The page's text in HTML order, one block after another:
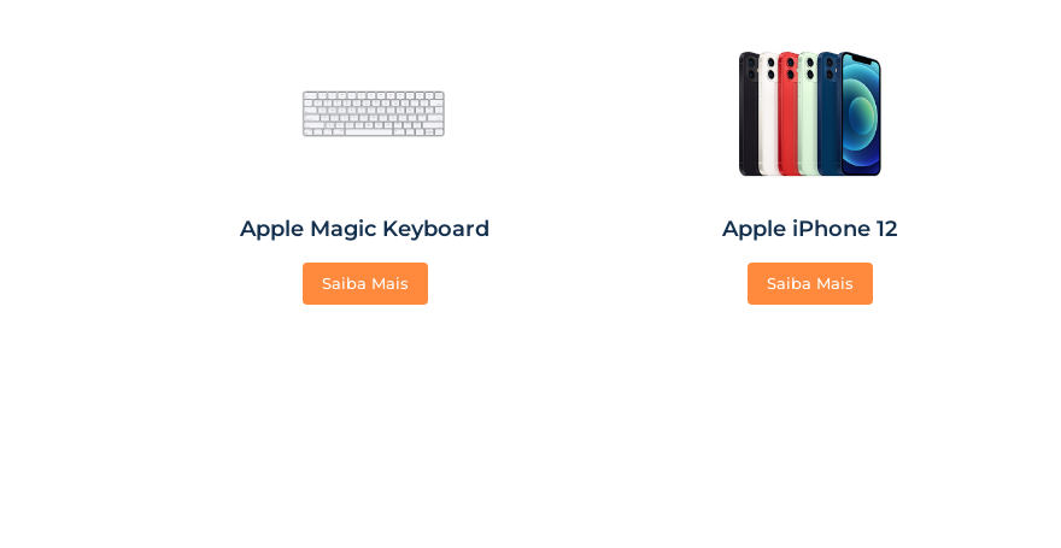
Apple Magic Keyboard
Saiba Mais
Apple iPhone 12
Saiba Mais